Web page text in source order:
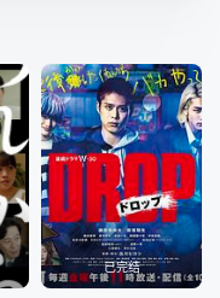
已完结